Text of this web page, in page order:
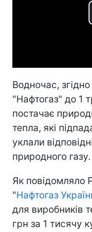
Водночас,
"Нафтогаз" до 1
постачає
тепла, які
уклали
природного газу.
Як повідомляло
"Нафтогаз
для виробників
грн за 1 тисячу